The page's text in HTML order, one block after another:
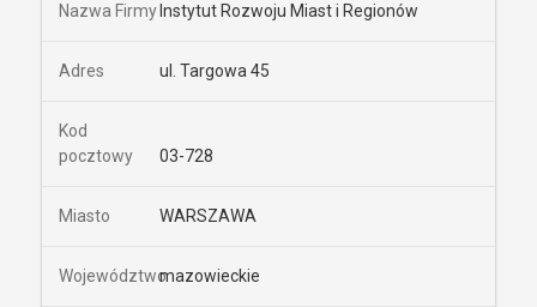
Instytut Rozwoju Miast i Regionów
ul. Targowa 45
03-728
WARSZAWA
mazowieckie